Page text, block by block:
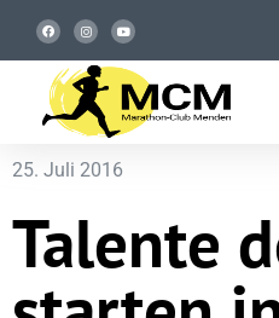
25. Juli 2016
Talente